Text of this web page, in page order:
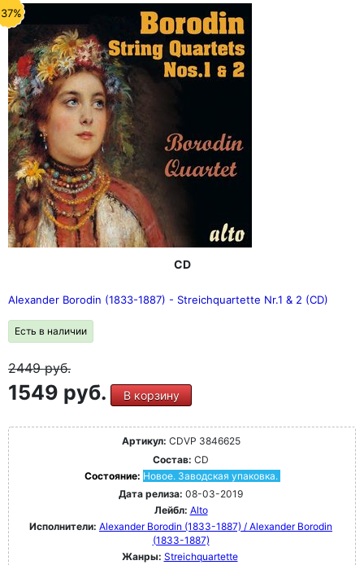
CD
Alexander Borodin (1833-1887) - Streichquartette Nr.1 & 2 (CD)
Есть в наличии
2449руб.
1549 руб. В корзину
Артикул: CDVP 3846625
Состав: CD
Состояние: Новое. Заводская упаковка.
Дата релиза: 08-03-2019
Лейбл: Alto
Исполнители: Alexander Borodin (1833-1887) / Alexander Borodin
(1833-1887)
Жанры: Streichquartette